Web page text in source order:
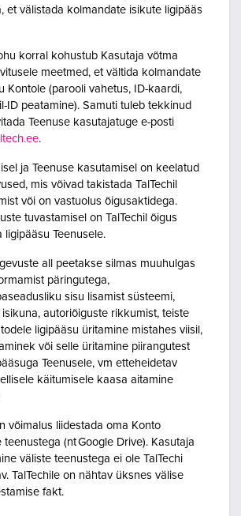
et välistada kolmandate isikute ligipääs
korral kohustub Kasutaja võtma
meetmed, et vältida kolmandate
Kontole (parooli vahetus, ID-kaardi,
ID peatamine). Samuti tuleb tekkinud
Teenuse kasutajatuge e-posti
.
ja Teenuse kasutamisel on keelatud
mis võivad takistada TalTechil
või on vastuolus õigusaktidega.
tuvastamisel on TalTechil õigus
ligipääsu Teenusele.
all peetakse silmas muuhulgas
päringutega,
sisu lisamist süsteemi,
autoriõiguste rikkumist, teiste
ligipääsu üritamine mistahes viisil,
või selle üritamine piirangutest
Teenusele, vm etteheidetav
käitumisele kaasa aitamine
võimalus liidestada oma Konto
teenustega (nt Google Drive). Kasutaja
väliste teenustega ei ole TalTechi
TalTechile on nähtav üksnes välise
fakt.